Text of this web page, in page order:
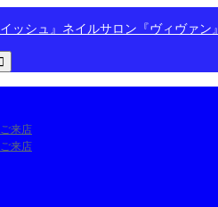
ッシュ』ネイルサロン『ヴィヴァン
来店
来店